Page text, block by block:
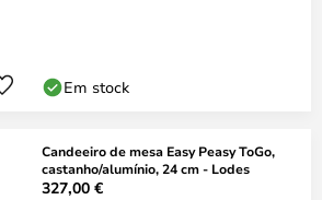
Em stock
Candeeiro de mesa Easy Peasy ToGo,
castanho/alumínio, 24 cm - Lodes
327,00 €